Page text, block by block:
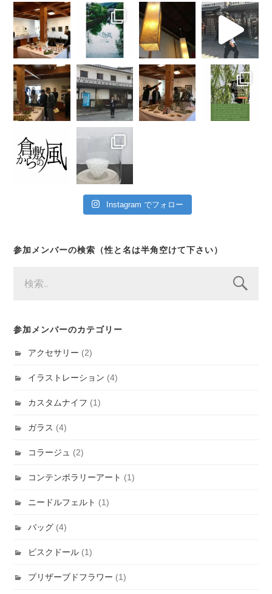
Instagram でフォロー
参加メンバーの検索（性と名は半角空けて下さい）
索:
参加メンバーのカテゴリー
アクセサリー (2)
イラストレーション (4)
カスタムナイフ (1)
ガラス (4)
コラージュ (2)
コンテンポラリーアート (1)
ニードルフェルト (1)
バッグ (4)
ビスクドール (1)
プリザーブドフラワー (1)